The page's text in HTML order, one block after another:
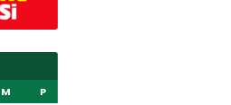
M
P